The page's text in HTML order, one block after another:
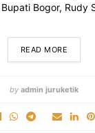
Bogor, Rudy
READ MORE
by admin juruketik